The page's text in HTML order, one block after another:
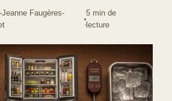
Jeanne Faugères-
·
5 min de
lecture